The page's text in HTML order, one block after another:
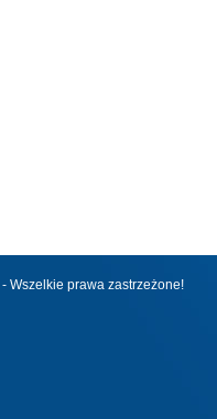
Wszelkie prawa zastrzeżone!